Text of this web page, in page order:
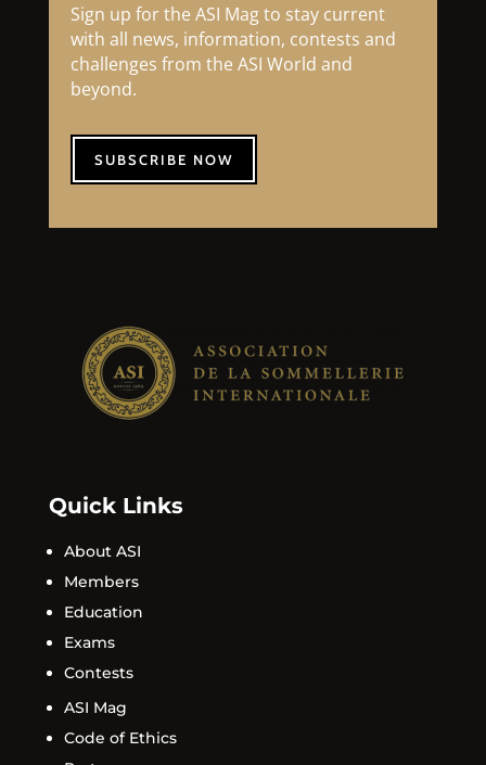
Sign up for the ASI Mag to stay current
with all news, information, contests and
challenges from the ASI World and
beyond.
SUBSCRIBE NOW
Quick Links
About ASI
Members
Education
Exams
Contests
ASI Mag
Code of Ethics